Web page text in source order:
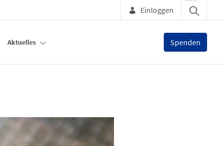
Einloggen
Aktuelles Spenden